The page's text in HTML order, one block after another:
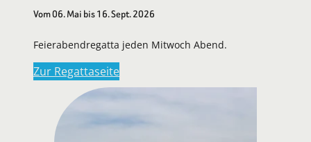
Vom 06. Mai bis 16. Sept. 2026
Feierabendregatta jeden Mitwoch Abend.
Zur Regattaseite